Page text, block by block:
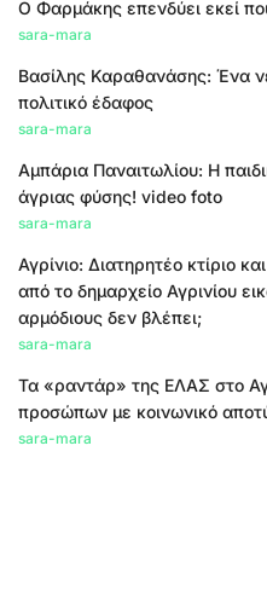
Ο Φαρμάκης επενδύει εκεί
sara-mara
Βασίλης Καραθανάσης: Ένα
πολιτικό έδαφος
sara-mara
Αμπάρια Παναιτωλίου: Η
άγριας φύσης! video foto
sara-mara
Αγρίνιο: Διατηρητέο κτίριο
από το δημαρχείο Αγρινίου
αρμόδιους δεν βλέπει;
sara-mara
Τα «ραντάρ» της ΕΛΑΣ στο
προσώπων με κοινωνικό
sara-mara